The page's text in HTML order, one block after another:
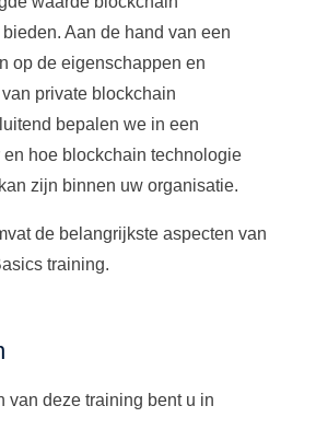
Aan de hand van een
op de eigenschappen en
private blockchain
bepalen we in een
en hoe blockchain technologie
zijn binnen uw organisatie.
de belangrijkste aspecten van
training.
van deze training bent u in